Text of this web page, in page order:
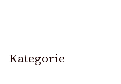
Kategorie